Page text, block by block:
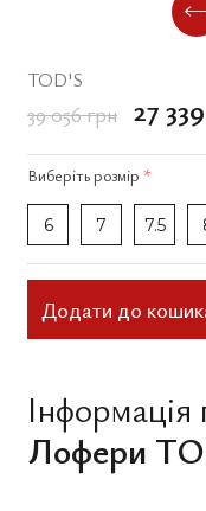
TOD'S
39 056 грн 27
Виберіть розмір *
6 7 7.5
Додати до
Лофери